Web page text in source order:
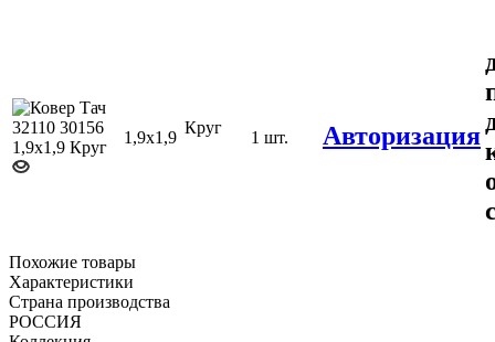
1,9х1,9
Круг
1 шт. Авторизация
Похожие товары
Характеристики
Страна производства
РОССИЯ